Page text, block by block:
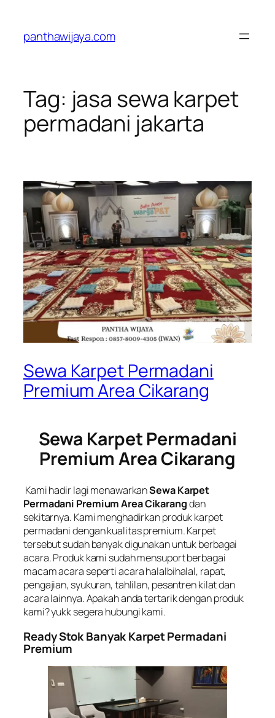
konten
panthawijaya.com
Tag: jasa sewa karpet
permadani jakarta
Sewa Karpet Permadani
Premium Area Cikarang
Sewa Karpet Permadani
Premium Area Cikarang
Kami hadir lagi menawarkanSewa Karpet
Permadani Premium Area Cikarangdan
sekitarnya. Kami menghadirkan produk karpet
permadani dengan kualitas premium. Karpet
tersebut sudah banyak digunakan untuk berbagai
acara. Produk kami sudah mensuport berbagai
macam acara seperti acara halalbihalal, rapat,
pengajian, syukuran, tahlilan, pesantren kilat dan
acara lainnya. Apakah anda tertarik dengan produk
kami? yukk segera hubungi kami.
Ready Stok Banyak Karpet Permadani
Premium